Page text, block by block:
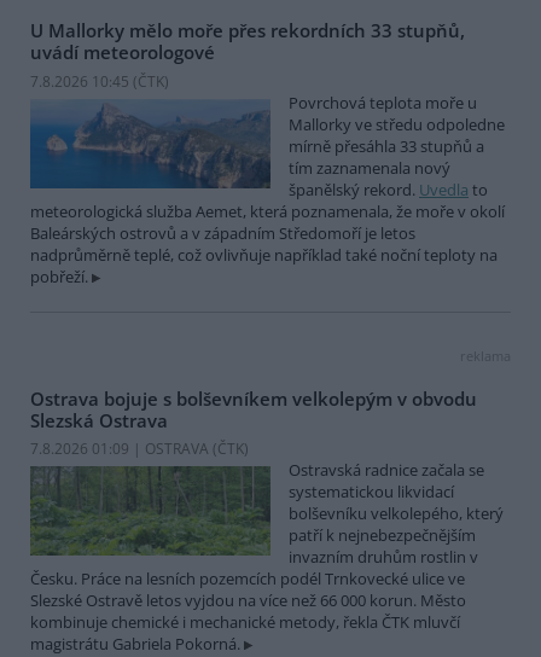
U Mallorky mělo moře přes rekordních 33 stupňů,
uvádí meteorologové
7.8.2026 10:45 (ČTK)
Povrchová teplota moře u
Mallorky ve středu odpoledne
mírně přesáhla 33 stupňů a
tím zaznamenala nový
španělský rekord. Uvedla to
meteorologická služba Aemet, která poznamenala, že moře v okolí
Baleárských ostrovů a v západním Středomoří je letos
nadprůměrně teplé, což ovlivňuje například také noční teploty na
pobřeží.
reklama
Ostrava bojuje s bolševníkem velkolepým v obvodu
Slezská Ostrava
7.8.2026 01:09 | OSTRAVA (ČTK)
Ostravská radnice začala se
systematickou likvidací
bolševníku velkolepého, který
patří k nejnebezpečnějším
invazním druhům rostlin v
Česku. Práce na lesních pozemcích podél Trnkovecké ulice ve
Slezské Ostravě letos vyjdou na více než 66 000 korun. Město
kombinuje chemické i mechanické metody, řekla ČTK mluvčí
magistrátu Gabriela Pokorná.